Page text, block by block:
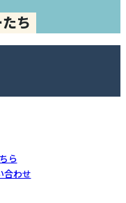
ち
ら
合わせ